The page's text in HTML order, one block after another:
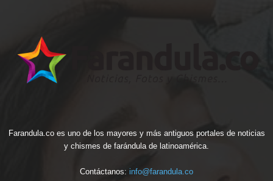
Farandula.co es uno de los mayores y más antiguos portales de noticias
y chismes de farándula de latinoamérica.
Contáctanos: info@farandula.co